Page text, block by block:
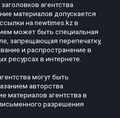
агентства
материалов допускается
на newtimes.kz в
может быть специальная
запрещающая перепечатку,
и распространение в
ресурсах в интернете.
могут быть
авторства
материалов агентства в
разрешения